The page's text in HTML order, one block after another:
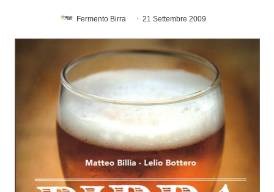
Fermento Birra 21 Settembre 2009